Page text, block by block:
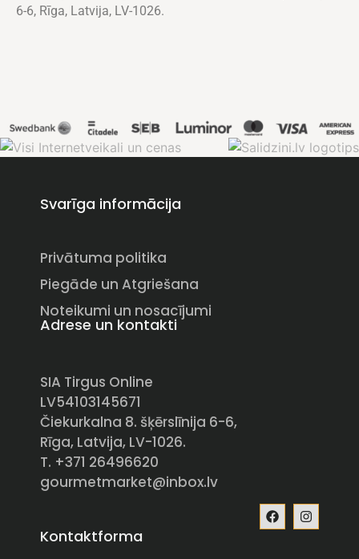
6-6, Rīga, Latvija, LV-1026.
Svarīga informācija
Privātuma politika
Piegāde un Atgriešana
Noteikumi un nosacījumi
Adrese un kontakti
SIA Tirgus Online
LV54103145671
Čiekurkalna 8. šķērslīnija 6-6,
Rīga, Latvija, LV-1026.
T. +371 26496620
gourmetmarket@inbox.lv
Kontaktforma